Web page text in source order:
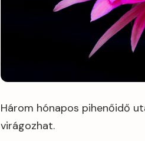
Három hónapos pihenőidő
virágozhat.